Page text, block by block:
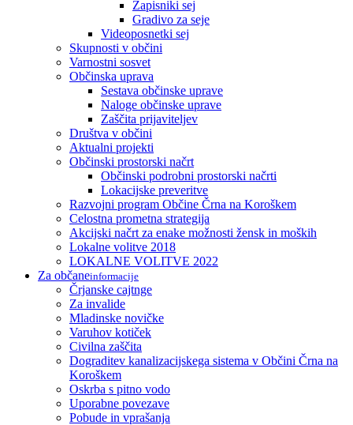
Zapisniki sej
Gradivo za seje
Videoposnetki sej
Skupnosti v občini
Varnostni sosvet
Občinska uprava
Sestava občinske uprave
Naloge občinske uprave
Zaščita prijaviteljev
Društva v občini
Aktualni projekti
Občinski prostorski načrt
Občinski podrobni prostorski načrti
Lokacijske preveritve
Razvojni program Občine Črna na Koroškem
Celostna prometna strategija
Akcijski načrt za enake možnosti žensk in moških
Lokalne volitve 2018
LOKALNE VOLITVE 2022
Za občaneinformacije
Črjanske cajtnge
Za invalide
Mladinske novičke
Varuhov kotiček
Civilna zaščita
Dograditev kanalizacijskega sistema v Občini Črna na
Koroškem
Oskrba s pitno vodo
Uporabne povezave
Pobude in vprašanja